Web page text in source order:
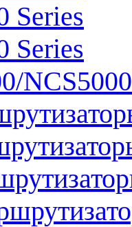
Series
Series